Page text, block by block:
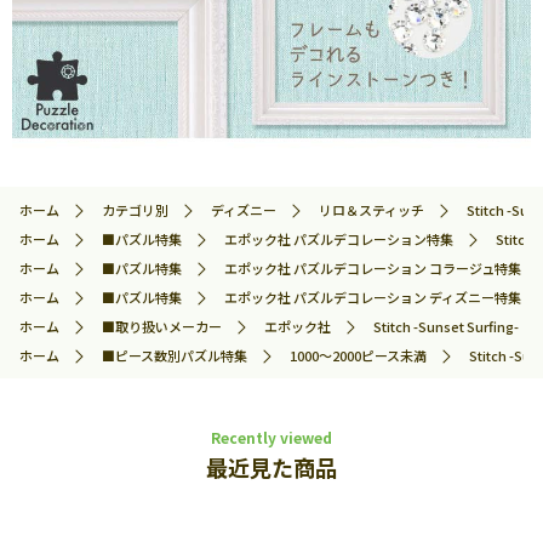
ホーム カテゴリ別 ディズニー リロ＆スティッチ
Stitch -
ホーム
■パズル特集 エポック社 パズルデコレーション特集
Stitch
ホーム
■パズル特集
エポック社 パズルデコレーション コラージュ特集
ホーム
■パズル特集
エポック社 パズルデコレーション ディズニー特集
ホーム
■取り扱いメーカー エポック社
Stitch -Sunset Surfing-（
ホーム
■ピース数別パズル特集 1000～2000ピース未満 Stitch -
Recently viewed
最近見た商品